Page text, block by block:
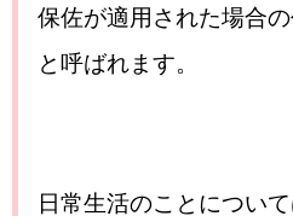
保佐が適用された場合
と呼ばれます。
日常生活のことについ